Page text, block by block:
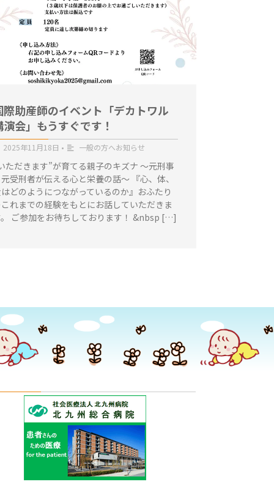
際助産師のイベント「デカトワル
演会」もうすぐです！
2025年11月18日 • 一般の方へお知らせ
ただきます”が育てる親子のキズナ ～元刑事
受刑者が伝える心と栄養の話～ 『心、体、
どのようにつながっているのか』おふたり
れまでの経験をもとにお話していただきま
ご参加をお待ちしております！ &nbsp […]